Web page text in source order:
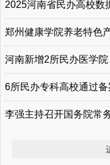
郑州健康学院养老特色
河南新增2所民办医学院
6所民办专科高校通过备